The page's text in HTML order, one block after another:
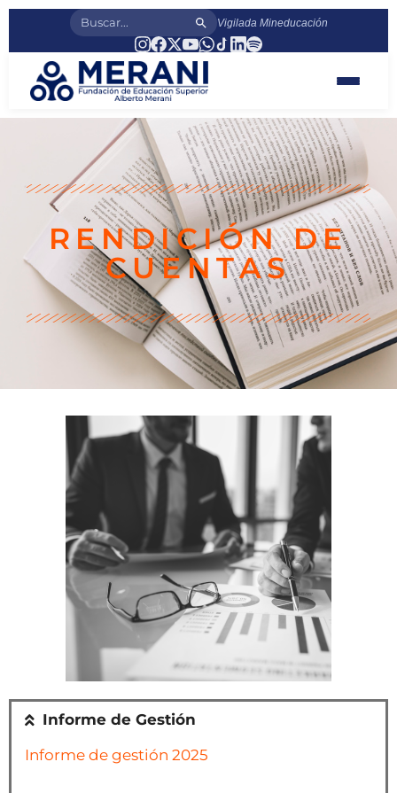
Vigilada Mineducación
RENDICIÓN DE
CUENTAS
Informe de Gestión
Informe de gestión 2025